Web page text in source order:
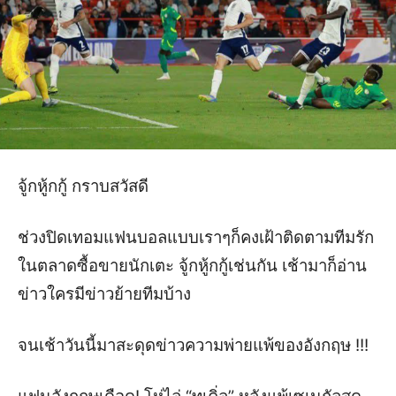
จู้กหู้กกู้ กราบสวัสดี
ช่วงปิดเทอมแฟนบอลแบบเราๆก็คงเฝ้าติดตามทีมรัก
ในตลาดซื้อขายนักเตะ จู้กหู้กกู้เช่นกัน เช้ามาก็อ่าน
ข่าวใครมีข่าวย้ายทีมบ้าง
จนเช้าวันนี้มาสะดุดข่าวความพ่ายแพ้ของอังกฤษ !!!